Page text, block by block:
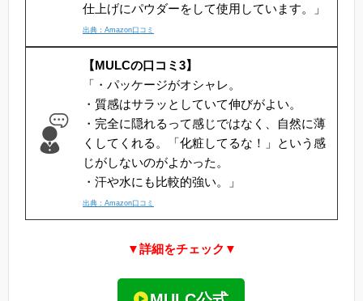
仕上げにパウダーをして使用しています。」
出典：Amazon口コミ
【MULCの口コミ3】
「・パッケージがオシャレ。
・質感はサラッとしていて伸びがよい。
・完全に隠れるって感じではなく、自然に薄
くしてくれる。「化粧してるな！」という感
じがしないのがよかった。
・汗や水にも比較的強い。」
出典：Amazon口コミ
▼詳細をチェック▼